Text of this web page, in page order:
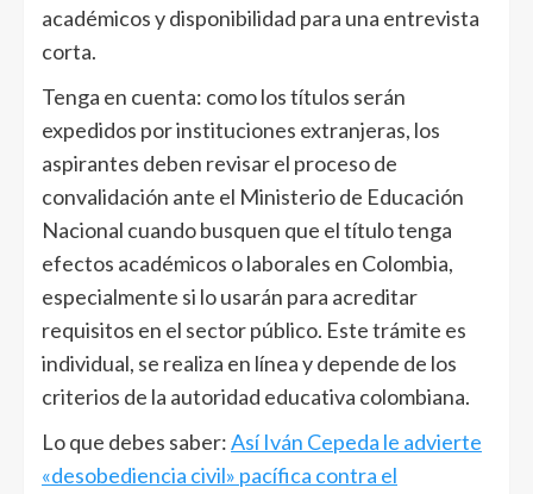
académicos y disponibilidad para una entrevista
corta.
Tenga en cuenta: como los títulos serán
expedidos por instituciones extranjeras, los
aspirantes deben revisar el proceso de
convalidación ante el Ministerio de Educación
Nacional cuando busquen que el título tenga
efectos académicos o laborales en Colombia,
especialmente si lo usarán para acreditar
requisitos en el sector público. Este trámite es
individual, se realiza en línea y depende de los
criterios de la autoridad educativa colombiana.
Lo que debes saber:Así Iván Cepeda le advierte
«desobediencia civil» pacífica contra el